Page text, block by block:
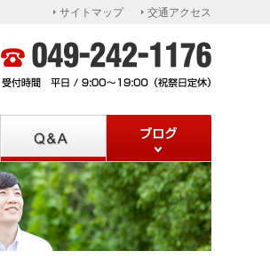
サイトマップ 交通アクセス
Q&A ブログ